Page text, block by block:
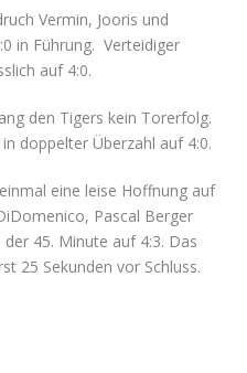
Vermin, Jooris und
in Führung. Verteidiger
auf 4:0.
den Tigers kein Torerfolg.
doppelter Überzahl auf 4:0.
eine leise Hoffnung auf
Pascal Berger
45. Minute auf 4:3. Das
25 Sekunden vor Schluss.